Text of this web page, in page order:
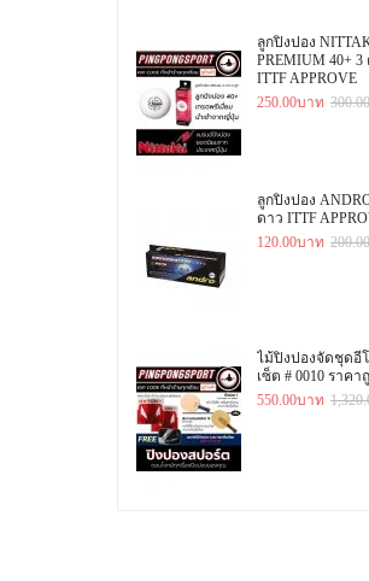
ลูกปิงปอง
PREMIUM 40+ 3
ITTF APPROVE
250.00บาท
ลูกปิงปอง
ดาว ITTF
120.00บาท
ไม้ปิงปองจัดชุดอี
เซ็ต # 0010 ราคา
550.00บาท